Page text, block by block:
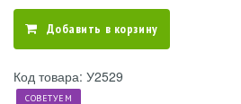
Добавить в корзину
Код товара: У2529
СОВЕТУЕМ